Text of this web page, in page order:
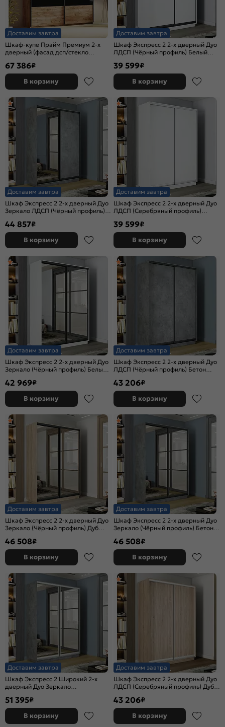
Доставим завтра
Шкаф-купе Прайм Премиум 2-х
дверный (фасад дсп/стекло
Табачный
67 386₽
В корзину
Доставим завтра
Шкаф Экспресс 2 2-х дверный Дуо
ЛДСП (Чёрный профиль) Белый
39 599₽
В корзину
Доставим завтра
Шкаф Экспресс 2 2-х дверный Дуо
Зеркало ЛДСП (Чёрный профиль)
44 857₽
В корзину
Доставим завтра
Шкаф Экспресс 2 2-х дверный Дуо
ЛДСП (Серебряный профиль)
39 599₽
В корзину
Доставим завтра
Шкаф Экспресс 2 2-х дверный Дуо
Зеркало (Чёрный профиль) Белый
42 969₽
В корзину
Доставим завтра
Шкаф Экспресс 2 2-х дверный Дуо
ЛДСП (Чёрный профиль) Бетон
43 206₽
В корзину
Доставим завтра
Шкаф Экспресс 2 2-х дверный Дуо
Зеркало (Чёрный профиль) Дуб
46 508₽
В корзину
Доставим завтра
Шкаф Экспресс 2 2-х дверный Дуо
Зеркало (Чёрный профиль) Бетон
46 508₽
В корзину
Доставим завтра
Шкаф Экспресс 2 Широкий 2-х
дверный Дуо Зеркало
1800*2400*600
51 395₽
В корзину
Доставим завтра
Шкаф Экспресс 2 2-х дверный Дуо
ЛДСП (Серебряный профиль) Дуб
43 206₽
В корзину